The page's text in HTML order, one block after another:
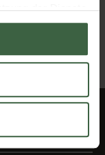
der Dienste